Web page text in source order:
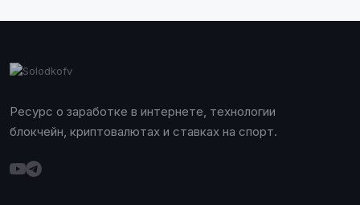
Ресурс о заработке в интернете, технологии
блокчейн, криптовалютах и ставках на спорт.